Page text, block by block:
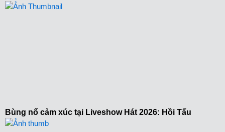
Bùng nổ cảm xúc tại Liveshow Hát 2026: Hồi Tấu